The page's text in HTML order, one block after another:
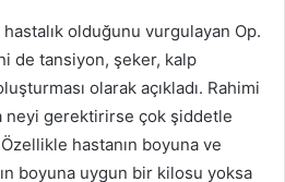
olduğunu vurgulayan Op.
de tansiyon, şeker, kalp
olarak açıkladı. Rahimi
neyi gerektirirse çok şiddetle
hastanın boyuna ve
boyuna uygun bir kilosu yoksa